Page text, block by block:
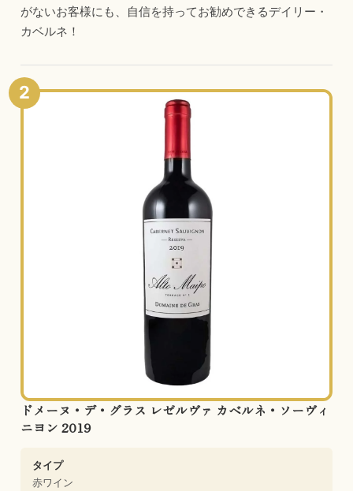
がないお客様にも、自信を持ってお勧めできるデイリー・
カベルネ！
ドメーヌ・デ・グラス レゼルヴァ カベルネ・ソーヴィ
ニヨン 2019
タイプ
赤ワイン